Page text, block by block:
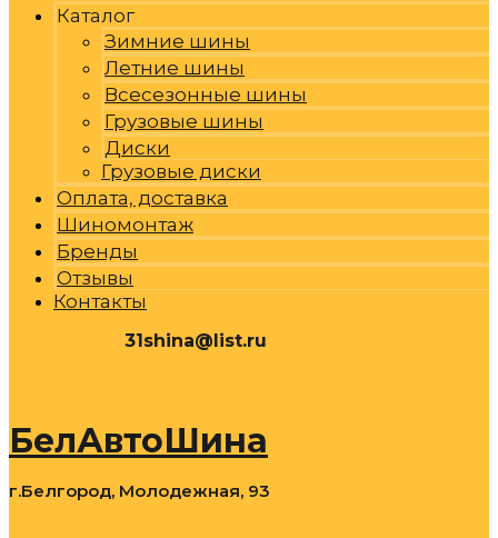
Каталог
Зимние шины
Летние шины
Всесезонные шины
Грузовые шины
Диски
Грузовые диски
Оплата, доставка
Шиномонтаж
Бренды
Отзывы
Контакты
31shina@list.ru
БелАвтоШина
г.Белгород, Молодежная, 93